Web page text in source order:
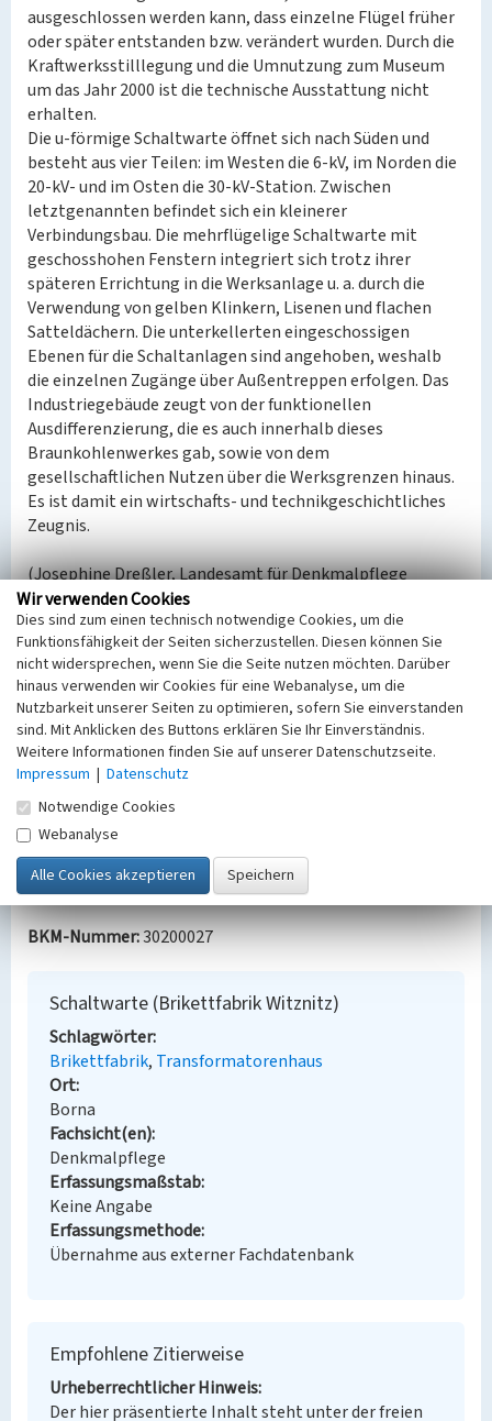
ausgeschlossen werden kann, dass einzelne Flügel früher
oder später entstanden bzw. verändert wurden. Durch die
Kraftwerksstilllegung und die Umnutzung zum Museum
um das Jahr 2000 ist die technische Ausstattung nicht
erhalten.
Die u-förmige Schaltwarte öffnet sich nach Süden und
besteht aus vier Teilen: im Westen die 6-kV, im Norden die
20-kV- und im Osten die 30-kV-Station. Zwischen
letztgenannten befindet sich ein kleinerer
Verbindungsbau. Die mehrflügelige Schaltwarte mit
geschosshohen Fenstern integriert sich trotz ihrer
späteren Errichtung in die Werksanlage u. a. durch die
Verwendung von gelben Klinkern, Lisenen und flachen
Satteldächern. Die unterkellerten eingeschossigen
Ebenen für die Schaltanlagen sind angehoben, weshalb
die einzelnen Zugänge über Außentreppen erfolgen. Das
Industriegebäude zeugt von der funktionellen
Ausdifferenzierung, die es auch innerhalb dieses
Braunkohlenwerkes gab, sowie von dem
gesellschaftlichen Nutzen über die Werksgrenzen hinaus.
Es ist damit ein wirtschafts- und technikgeschichtliches
Zeugnis.
(Josephine Dreßler, Landesamt für Denkmalpflege
Sachsen, 2022)
Datierung:
Erbauung 1954
Quellen/Literaturangaben:
Christliches Umweltseminar Rötha e.V./Kulturbüro
im Werk Espenhain (Hg.): Glück auf, Witznitz!
81.
Thomas, Herbert: Die Chronik der Brikettfabrik
Witznitz. Unveröffentlicht 1986, S. 4, (1977) S. 2.
Bauaktenarchiv Borna, Witznitzer Werkstraße.
BKM-Nummer:30200027
Schaltwarte (Brikettfabrik Witznitz)
Schlagwörter
Brikettfabrik Transformatorenhaus
Ort
Borna
Fachsicht(en)
Denkmalpflege
Erfassungsmaßstab
Keine Angabe
Erfassungsmethode
Übernahme aus externer Fachdatenbank
Empfohlene Zitierweise
Urheberrechtlicher Hinweis
Der hier präsentierte Inhalt steht unter der freien
Wir verwenden Cookies
Dies sind zum einen technisch notwendige Cookies, um die
Funktionsfähigkeit der Seiten sicherzustellen. Diesen können Sie
nicht widersprechen, wenn Sie die Seite nutzen möchten. Darüber
hinaus verwenden wir Cookies für eine Webanalyse, um die
Nutzbarkeit unserer Seiten zu optimieren, sofern Sie einverstanden
sind. Mit Anklicken des Buttons erklären Sie Ihr Einverständnis.
Weitere Informationen finden Sie auf unserer Datenschutzseite.
Impressum | Datenschutz
Notwendige Cookies
Webanalyse